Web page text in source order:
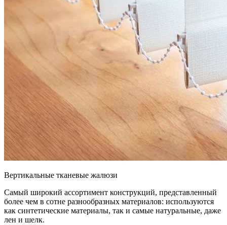
Вертикальные тканевые жалюзи
Самый широкий ассортимент конструкций, представленный
более чем в сотне разнообразных материалов: используются
как синтетические материалы, так и самые натуральные, даже
лен и шелк.